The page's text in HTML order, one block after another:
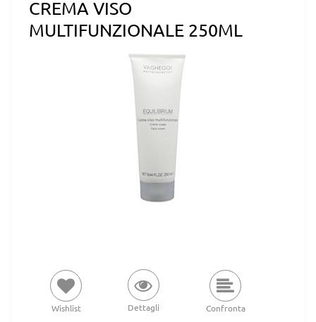
CREMA VISO
MULTIFUNZIONALE 250ML
Wishlist Dettagli Confronta